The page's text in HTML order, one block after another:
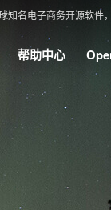
知名电子商务开源软件
帮助中心